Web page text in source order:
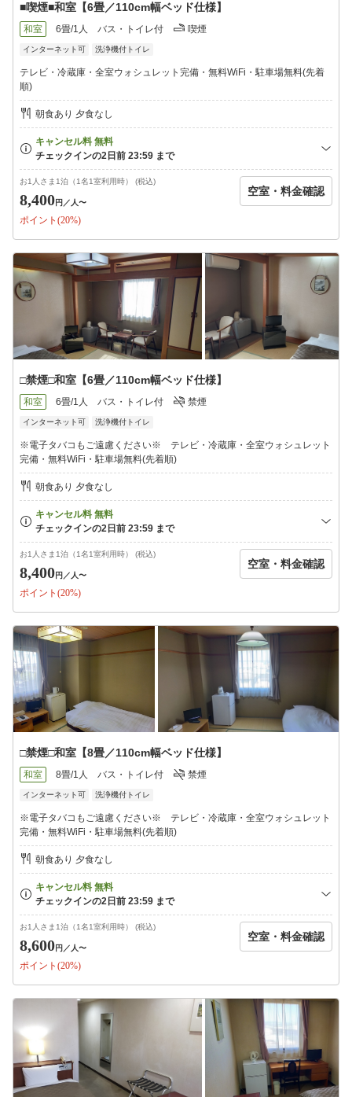
■液晶テレビ、冷蔵庫、電気ポットを完備!!
■全室無料WiFi完備
【館内】
●コインランドリー・乾燥機あり（有料）
●ウェルカムコーヒーサービス
●ソフトドリンク自動販売機
【駐車場】※先着順※
●無料!平面駐車場+立体駐車場
※満車時は近隣コインパーキングのご案内(支払いはお客様負担)
【アクセス】
●イオンタウン水島ショッピングセンターまで徒歩3分
●水島臨海鉄道“水島駅”より徒歩2分!
●瀬戸中央自動車道 水島インターチェンジから車で15分
●倉敷美観地区まで車で約20分
・最終チェックインは深夜24時、24時を越えますと自動キャンセ
ル扱いとなります。
・深夜24時から6時はフロント業務をお休みさせて頂き、緊急時の
み対応になります。
・到着予定時刻が遅れてもご連絡無い場合は、キャンセルさせて
頂く場合がございます。
■喫煙■和室【6畳／110cm幅ベッド仕様】
和室 6畳/1人 バス・トイレ付 喫煙
インターネット可 洗浄機付トイレ
テレビ・冷蔵庫・全室ウォシュレット完備・無料WiFi・駐車場無料(先着
順)
朝食あり 夕食なし
お1人さま1泊（1名1室利用時） (税込)
8,400円 ／人〜
ポイント(20%)
空室・料金確認
□禁煙□和室【6畳／110cm幅ベッド仕様】
和室 6畳/1人 バス・トイレ付 禁煙
インターネット可 洗浄機付トイレ
※電子タバコもご遠慮ください※ テレビ・冷蔵庫・全室ウォシュレット
完備・無料WiFi・駐車場無料(先着順)
朝食あり 夕食なし
お1人さま1泊（1名1室利用時） (税込)
8,400円 ／人〜
ポイント(20%)
空室・料金確認
□禁煙□和室【8畳／110cm幅ベッド仕様】
和室 8畳/1人 バス・トイレ付 禁煙
インターネット可 洗浄機付トイレ
※電子タバコもご遠慮ください※ テレビ・冷蔵庫・全室ウォシュレット
完備・無料WiFi・駐車場無料(先着順)
朝食あり 夕食なし
お1人さま1泊（1名1室利用時） (税込)
8,600円 ／人〜
ポイント(20%)
空室・料金確認